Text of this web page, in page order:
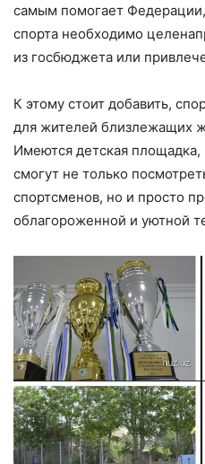
самым помогает Федерации,
спорта необходимо
из госбюджета или
К этому стоит добавить,
для жителей близлежащих
Имеются детская площадка,
смогут не только
спортсменов, но и просто
облагороженной и уютной